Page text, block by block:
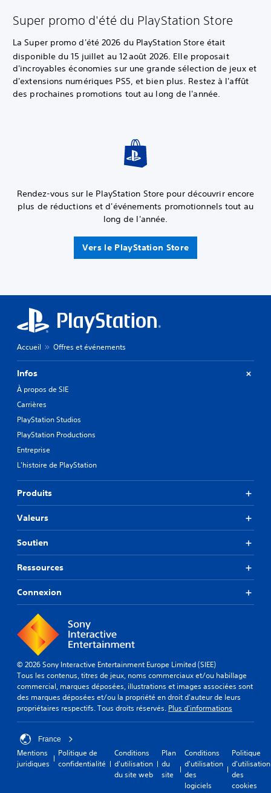
Super promo d'été du PlayStation Store
La Super promo d'été 2026 du PlayStation Store était
disponible du 15 juillet au 12août 2026. Elle proposait
d'incroyables économies sur une grande sélection de jeux et
d'extensions numériques PS5, et bien plus. Restez à l'affût
des prochaines promotions tout au long de l'année.
Rendez-vous sur le PlayStation Store pour découvrir encore
plus de réductions et d'événements promotionnels tout au
long de l'année.
Vers le PlayStation Store
Accueil Offres et événements
Infos
À propos de SIE
Carrières
PlayStation Studios
PlayStation Productions
Entreprise
L'histoire de PlayStation
Produits
Valeurs
Soutien
Ressources
Connexion
© 2026 Sony Interactive Entertainment Europe Limited (SIEE)
Tous les contenus, titres de jeux, noms commerciaux et/ou habillage
commercial, marques déposées, illustrations et images associées sont
des marques déposées et/ou la propriété en droit d'auteur de leurs
propriétaires respectifs. Tous droits réservés. Plus d'informations
France
Mentions
juridiques
Politique de
confidentialité
Conditions
d'utilisation
du site web
Plan
du
site
Conditions
d'utilisation
des
logiciels
Politique
d'utilisation
des
cookies